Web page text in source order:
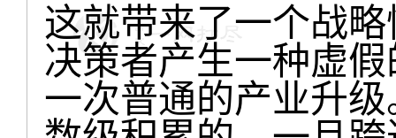
这就带来了一个战
决策者产生一种虚
一次普通的产业升